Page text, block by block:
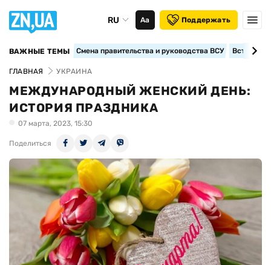
RU Аа Поддержать
ВАЖНЫЕ ТЕМЫ Смена правительства и руководства ВСУ
ГЛАВНАЯ УКРАИНА
МЕЖДУНАРОДНЫЙ ЖЕНСКИЙ ДЕНЬ:
ИСТОРИЯ ПРАЗДНИКА
07 марта, 2023, 15:30
Поделиться